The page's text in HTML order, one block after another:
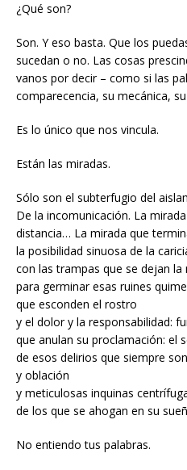
¿Qué son?
Son. Y eso basta. Que los
sucedan o no. Las cosas
vanos por decir – como si las
comparecencia, su mecánica,
Es lo único que nos vincula.
Están las miradas.
Sólo son el subterfugio del
De la incomunicación. La
distancia… La mirada que
la posibilidad sinuosa de la
con las trampas que se dejan la
para germinar esas ruines
que esconden el rostro
y el dolor y la responsabilidad:
que anulan su proclamación: el
de esos delirios que siempre
y oblación
y meticulosas inquinas
de los que se ahogan en su
No entiendo tus palabras.